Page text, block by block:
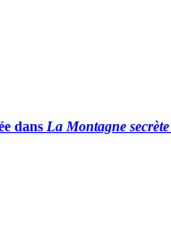
dans La Montagne secrète